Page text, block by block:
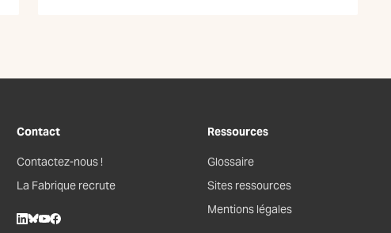
Contact
Contactez-nous !
La Fabrique recrute
Ressources
Glossaire
Sites ressources
Mentions légales